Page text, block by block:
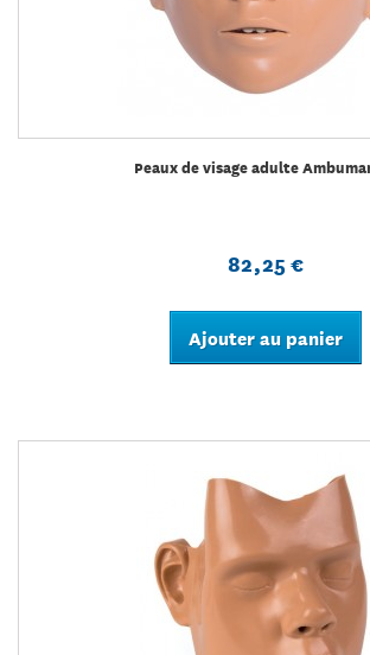
Peaux de visage adulte
82,25 €
Ajouter au panier